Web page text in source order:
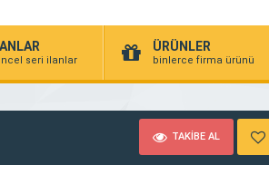
seri ilanlar
ÜRÜNLER
binlerce firma ürünü
TAKİBE AL